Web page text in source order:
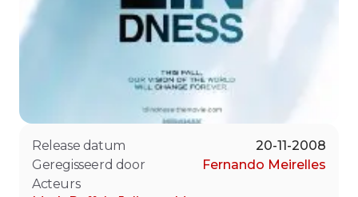
Release datum
20-11-2008
Geregisseerd door
Fernando Meirelles
Acteurs